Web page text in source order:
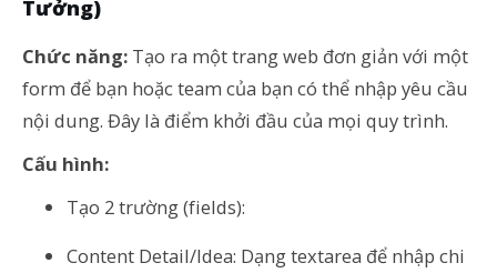
Tưởng)
Chức năng: Tạo ra một trang web đơn giản với một
form để bạn hoặc team của bạn có thể nhập yêu cầu
nội dung. Đây là điểm khởi đầu của mọi quy trình.
Cấu hình:
Tạo 2 trường (fields):
Content Detail/Idea: Dạng textarea để nhập chi